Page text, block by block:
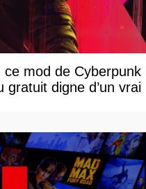
mod de Cyberpunk
digne d’un vrai